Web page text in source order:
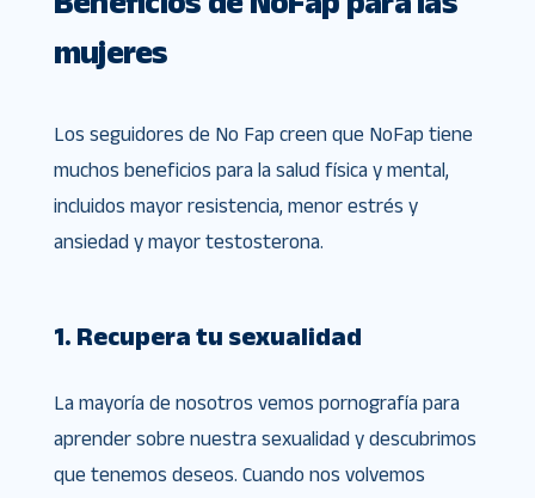
mujeres
Los seguidores de No Fap creen que NoFap tiene
muchos beneficios para la salud física y mental,
incluidos mayor resistencia, menor estrés y
ansiedad y mayor testosterona.
1. Recupera tu sexualidad
La mayoría de nosotros vemos pornografía para
aprender sobre nuestra sexualidad y descubrimos
que tenemos deseos. Cuando nos volvemos